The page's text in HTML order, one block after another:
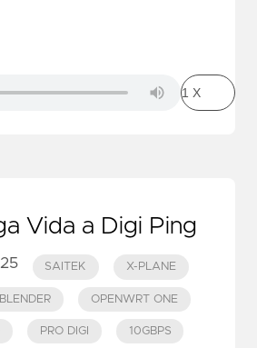
Vida a Digi Ping
SAITEK X-PLANE
BLENDER OPENWRT ONE
PRO DIGI 10GBPS